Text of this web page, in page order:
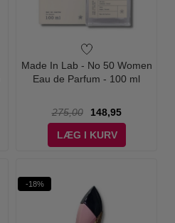
Made In Lab - No 50 Women
Eau de Parfum - 100 ml
275,00
148,95
LÆG I KURV
-18%